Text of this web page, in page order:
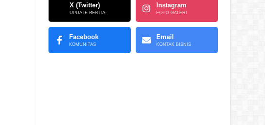
X (Twitter)
UPDATE BERITA
Instagram
FOTO GALERI
Facebook
KOMUNITAS
Email
KONTAK BISNIS